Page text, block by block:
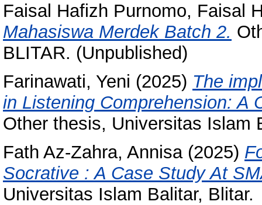
Faisal Hafizh Purnomo, Faisal
Mahasiswa Merdek Batch 2.
BLITAR. (Unpublished)
Farinawati, Yeni (2025) The
in Listening Comprehension: A
Other thesis, Universitas Islam
Fath Az-Zahra, Annisa(2025)
Socrative : A Case Study At
Universitas Islam Balitar, Blitar.